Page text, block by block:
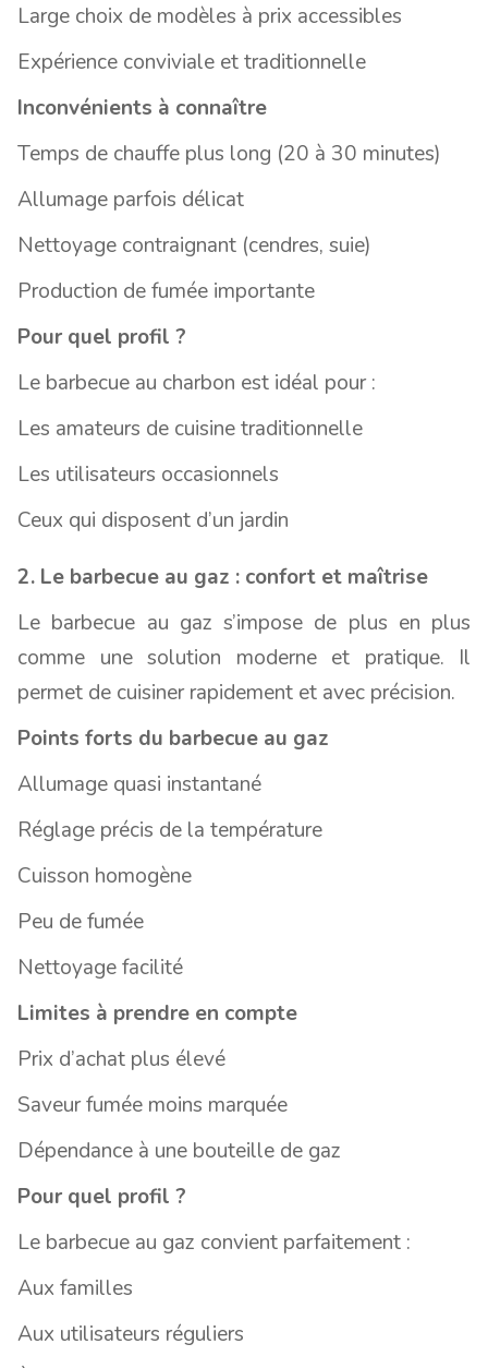
Large choix de modèles à prix accessibles
Expérience conviviale et traditionnelle
Inconvénients à connaître
Temps de chauffe plus long (20 à 30 minutes)
Allumage parfois délicat
Nettoyage contraignant (cendres, suie)
Production de fumée importante
Pour quel profil ?
Le barbecue au charbon est idéal pour :
Les amateurs de cuisine traditionnelle
Les utilisateurs occasionnels
Ceux qui disposent d’un jardin
2. Le barbecue au gaz : confort et maîtrise
Le barbecue au gaz s’impose de plus en plus
comme une solution moderne et pratique. Il
permet de cuisiner rapidement et avec précision.
Points forts du barbecue au gaz
Allumage quasi instantané
Réglage précis de la température
Cuisson homogène
Peu de fumée
Nettoyage facilité
Limites à prendre en compte
Prix d’achat plus élevé
Saveur fumée moins marquée
Dépendance à une bouteille de gaz
Pour quel profil ?
Le barbecue au gaz convient parfaitement :
Aux familles
Aux utilisateurs réguliers